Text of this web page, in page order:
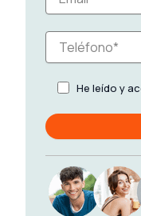
He leído y